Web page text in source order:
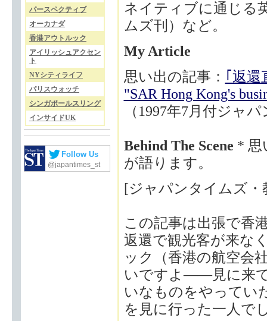
パースペクティブ
オーカナダ
香港アウトルック
アイリッシュアクセン
ト
NYシティライフ
パリスウォッチ
シンガポールスリング
インサイドUK
Follow Us
@japantimes_st
ネイティブに通じる
ムズ刊）など。
My Article
思い出の記事： ｢返還
"SAR Hong Kong's
（1997年7月付ジャ
Behind The Scene * 思
が語ります。
[ジャパンタイムズ
この記事は出張で香
返還で観光客が来な
ック（香港の航空会
いですよ——見に来
いなものをやってい
を見に行った一人で